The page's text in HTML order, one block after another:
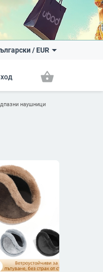
/ EUR
shopping_basket
наушници